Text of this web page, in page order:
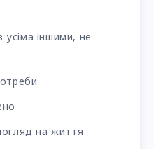
усіма іншими, не
на життя